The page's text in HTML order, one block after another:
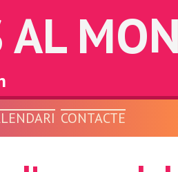
AL
CONTACTE